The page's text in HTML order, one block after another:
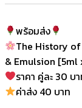
พร้อมส่ง
The History
& Emulsion [5ml
ราคา คู่ละ 30 บ
ค่าส่ง 40 บาท